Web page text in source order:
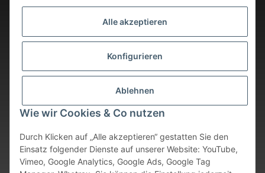
Alle akzeptieren
Konfigurieren
Ablehnen
Wie wir Cookies & Co nutzen
Durch Klicken auf „Alle akzeptieren“ gestatten Sie den
Einsatz folgender Dienste auf unserer Website: YouTube,
Vimeo, Google Analytics, Google Ads, Google Tag
Vertrag widerrufen